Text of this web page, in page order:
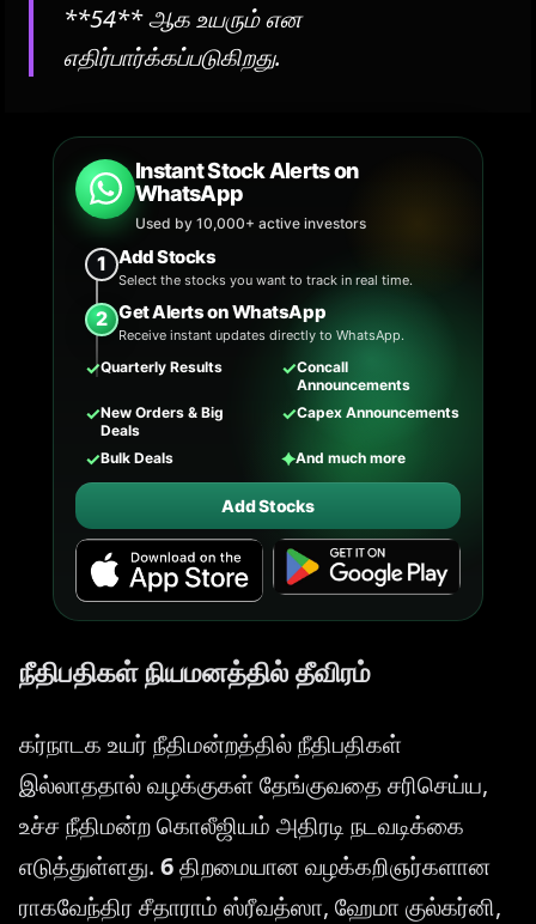
**54** ஆக உயரும் என
எதிர்பார்க்கப்படுகிறது.
Instant Stock Alerts on
WhatsApp
Used by 10,000+ active investors
1 Add Stocks
Select the stocks you want to track in real time.
2 Get Alerts on WhatsApp
Receive instant updates directly to WhatsApp.
✓Quarterly Results ✓Concall
Announcements
✓New Orders & Big
Deals
✓Capex Announcements
✓Bulk Deals ✦And much more
Add Stocks
நீதிபதிகள் நியமனத்தில் தீவிரம்
கர்நாடக உயர் நீதிமன்றத்தில் நீதிபதிகள்
இல்லாததால் வழக்குகள் தேங்குவதை சரிசெய்ய,
உச்ச நீதிமன்ற கொலீஜியம் அதிரடி நடவடிக்கை
எடுத்துள்ளது. 6திறமையான வழக்கறிஞர்களான
ராகவேந்திர சீதாராம் ஸ்ரீவத்ஸா, ஹேமா குல்கர்னி,